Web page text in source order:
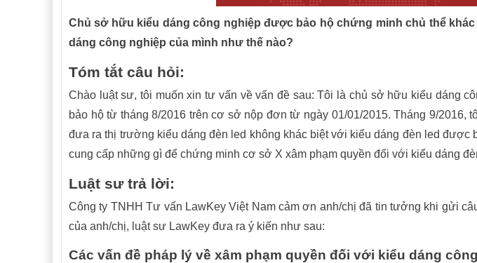
Chủ sở hữu kiểu dáng công nghiệp được bảo hộ chứng minh chủ thể
dáng công nghiệp của mình như thế nào?
Tóm tắt câu hỏi:
Chào luật sư, tôi muốn xin tư vấn về vấn đề sau: Tôi là chủ sở hữu kiểu dáng
bảo hộ từ tháng 8/2016 trên cơ sở nộp đơn từ ngày 01/01/2015. Tháng 9/2016,
đưa ra thị trường kiểu dáng đèn led không khác biệt với kiểu dáng đèn led được
cung cấp những gì để chứng minh cơ sở X xâm phạm quyền đối với kiểu dáng
Luật sư trả lời:
Công ty TNHH Tư vấn LawKey Việt Nam cảm ơn anh/chị đã tin tưởng khi gửi
của anh/chị, luật sư LawKey đưa ra ý kiến như sau:
Các vấn đề pháp lý về xâm phạm quyền đối với kiểu dáng